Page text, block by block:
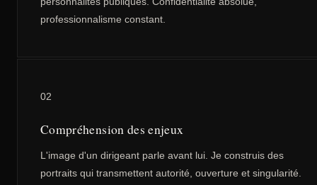
professionnalisme constant.
02
Compréhension des enjeux
L'image d'un dirigeant parle avant lui. Je construis des
portraits qui transmettent autorité, ouverture et singularité.